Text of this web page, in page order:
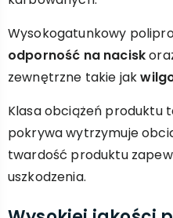
Wysokogatunkowy
odporność na nacisk
zewnętrzne takie jak
Klasa obciążeń produktu
pokrywa wytrzymuje
twardość produktu
uszkodzenia.